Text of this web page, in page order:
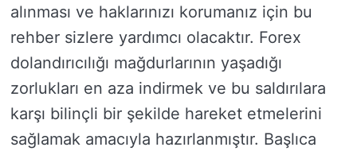
alınması ve haklarınızı korumanız için bu
rehber sizlere yardımcı olacaktır. Forex
dolandırıcılığı mağdurlarının yaşadığı
zorlukları en aza indirmek ve bu saldırılara
karşı bilinçli bir şekilde hareket etmelerini
sağlamak amacıyla hazırlanmıştır. Başlıca